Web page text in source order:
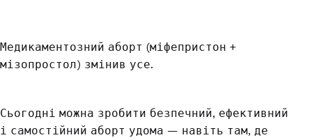
Медикаментозний аборт (міфепристон +
мізопростол) змінив усе.
Сьогодні можна зробити безпечний, ефективний
і самостійний аборт удома — навіть там, де